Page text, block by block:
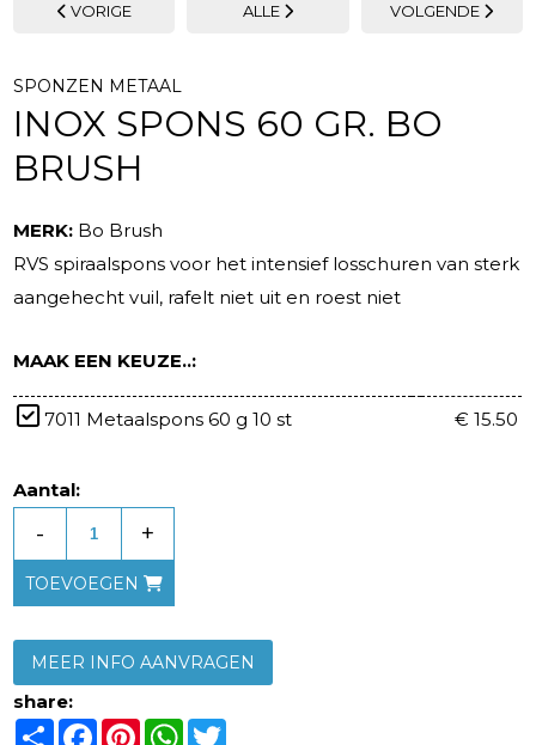
VORIGE ALLE VOLGENDE
SPONZEN METAAL
INOX SPONS 60 GR. BO
BRUSH
MERK: Bo Brush
RVS spiraalspons voor het intensief losschuren van sterk
aangehecht vuil, rafelt niet uit en roest niet
MAAK EEN KEUZE..:
7011 Metaalspons 60 g 10 st € 15.50
Aantal:
- +
TOEVOEGEN
MEER INFO AANVRAGEN
share:
ShareFacebook
PinterestWhatsApp